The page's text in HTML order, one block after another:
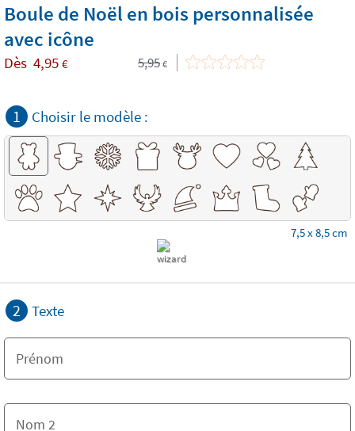
Boule de Noël en bois personnalisée
avec icône
Dès 4,95 € 5,95 €
1 Choisir le modèle :
7,5 x 8,5 cm
2 Texte